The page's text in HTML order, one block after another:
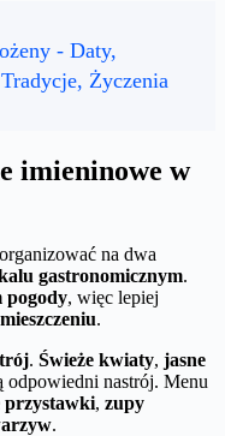
- Daty,
Życzenia
imieninowe w
na dwa
gastronomicznym.
pogody, więc lepiej
.
. Świeże kwiaty, jasne
odpowiedni nastrój. Menu
przystawki, zupy
.